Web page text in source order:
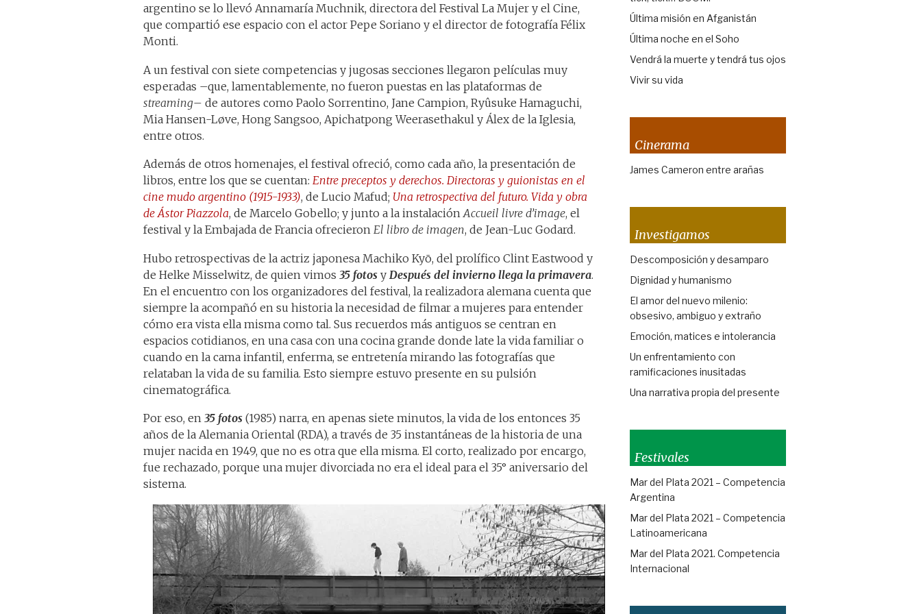
argentino se lo llevó Annamaría Muchnik, directora del Festival La Mujer y el Cine,
que compartió ese espacio con el actor Pepe Soriano y el director de fotografía Félix
Monti.
A un festival con siete competencias y jugosas secciones llegaron películas muy
esperadas –que, lamentablemente, no fueron puestas en las plataformas de
streaming– de autores como Paolo Sorrentino, Jane Campion, Ryûsuke Hamaguchi,
Mia Hansen-Løve, Hong Sangsoo, Apichatpong Weerasethakul y Álex de la Iglesia,
entre otros.
Además de otros homenajes, el festival ofreció, como cada año, la presentación de
libros, entre los que se cuentan: Entre preceptos y derechos. Directoras y guionistas en el
cine mudo argentino (1915-1933), de Lucio Mafud; Una retrospectiva del futuro. Vida y obra
de Ástor Piazzola, de Marcelo Gobello; y junto a la instalaciónAccueil livre d’image, el
festival y la Embajada de Francia ofrecieron El libro de imagen, de Jean-Luc Godard.
Hubo retrospectivas de la actriz japonesa Machiko Kyō, del prolífico Clint Eastwood y
de Helke Misselwitz, de quien vimos 35 fotos y Después del invierno llega la primavera.
En el encuentro con los organizadores del festival, la realizadora alemana cuenta que
siempre la acompañó en su historia la necesidad de filmar a mujeres para entender
cómo era vista ella misma como tal. Sus recuerdos más antiguos se centran en
espacios cotidianos, en una casa con una cocina grande donde late la vida familiar o
cuando en la cama infantil, enferma, se entretenía mirando las fotografías que
relataban la vida de su familia. Esto siempre estuvo presente en su pulsión
cinematográfica.
Por eso, en 35 fotos (1985) narra, en apenas siete minutos, la vida de los entonces 35
años de la Alemania Oriental (RDA), a través de 35 instantáneas de la historia de una
mujer nacida en 1949, que no es otra que ella misma. El corto, realizado por encargo,
fue rechazado, porque una mujer divorciada no era el ideal para el 35° aniversario del
sistema.
Última misión en Afganistán
Última noche en el Soho
Vendrá la muerte y tendrá tus ojos
Vivir su vida
Cinerama
James Cameron entre arañas
Investigamos
Descomposición y desamparo
Dignidad y humanismo
El amor del nuevo milenio:
obsesivo, ambiguo y extraño
Emoción, matices e intolerancia
Un enfrentamiento con
ramificaciones inusitadas
Una narrativa propia del presente
Festivales
Mar del Plata 2021 – Competencia
Argentina
Mar del Plata 2021 – Competencia
Latinoamericana
Mar del Plata 2021. Competencia
Internacional